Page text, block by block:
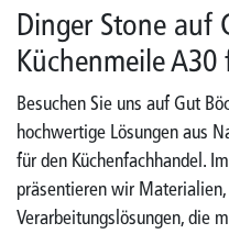
Dinger Stone auf
Küchenmeile
Besuchen Sie uns auf Gut
hochwertige Lösungen aus
für den Küchenfachhandel.
präsentieren wir Materialien,
Verarbeitungslösungen, die